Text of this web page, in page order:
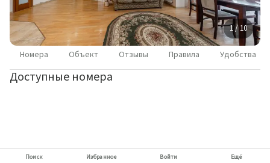
1 / 10
Номера Объект Отзывы Правила Удобства
Доступные номера
Поиск Избранное Войти Ещё